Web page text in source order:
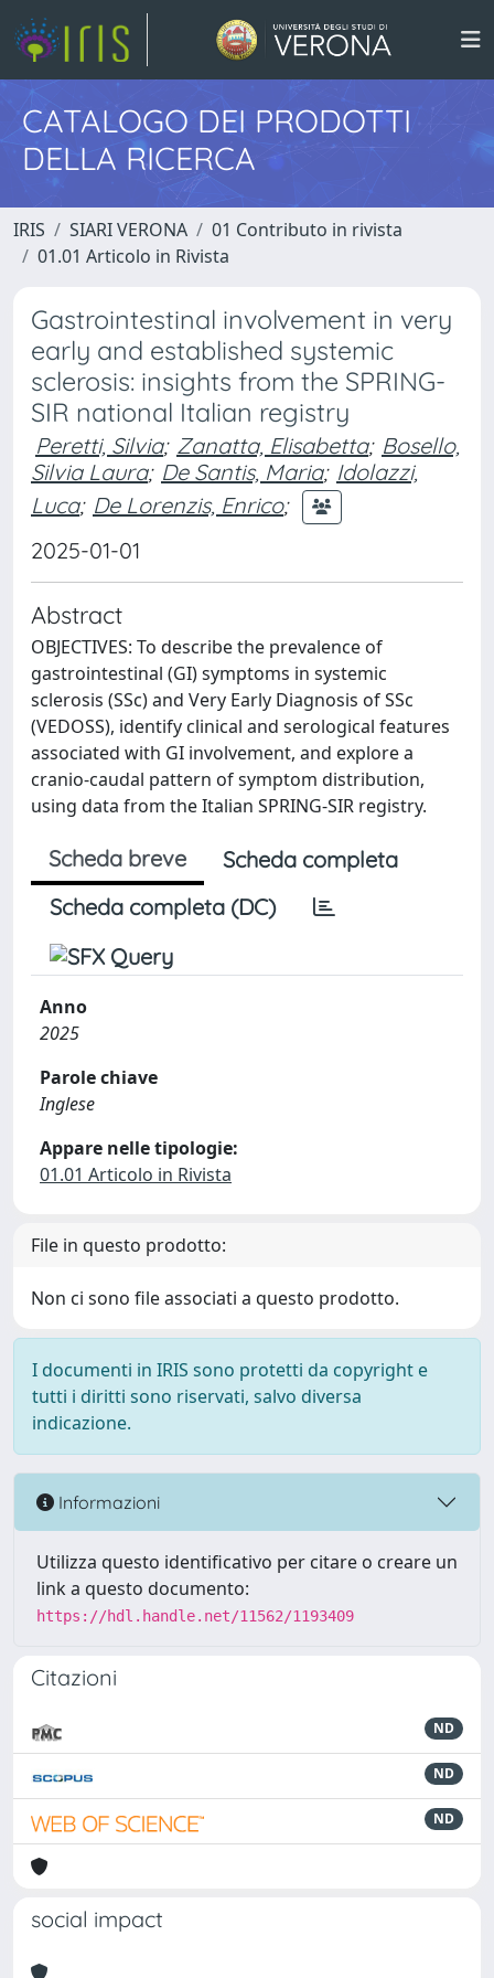
CATALOGO DEI PRODOTTI
DELLA RICERCA
IRIS SIARI VERONA
01 Contributo in rivista
01.01 Articolo in Rivista
Gastrointestinal involvement in very
early and established systemic
sclerosis: insights from the SPRING-
SIR national Italian registry
Peretti, Silvia; Zanatta, Elisabetta; Bosello,
Silvia Laura; De Santis, Maria; Idolazzi,
Luca; De Lorenzis, Enrico;
2025-01-01
Abstract
OBJECTIVES: To describe the prevalence of
gastrointestinal (GI) symptoms in systemic
sclerosis (SSc) and Very Early Diagnosis of SSc
(VEDOSS), identify clinical and serological features
associated with GI involvement, and explore a
cranio-caudal pattern of symptom distribution,
using data from the Italian SPRING-SIR registry.
Scheda breve
Scheda completa
Scheda completa (DC)
Anno
2025
Parole chiave
Inglese
Appare nelle tipologie:
01.01 Articolo in Rivista
File in questo prodotto:
Non ci sono file associati a questo prodotto.
I documenti in IRIS sono protetti da copyright e
tutti i diritti sono riservati, salvo diversa
indicazione.
Informazioni
Utilizza questo identificativo per citare o creare un
link a questo documento:
https://hdl.handle.net/11562/1193409
Citazioni
ND
ND
ND
social impact